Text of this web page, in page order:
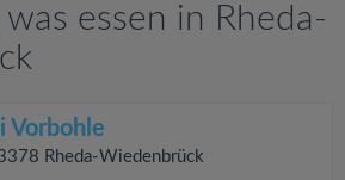
essen in Rheda-
Vorbohle
Rheda-Wiedenbrück